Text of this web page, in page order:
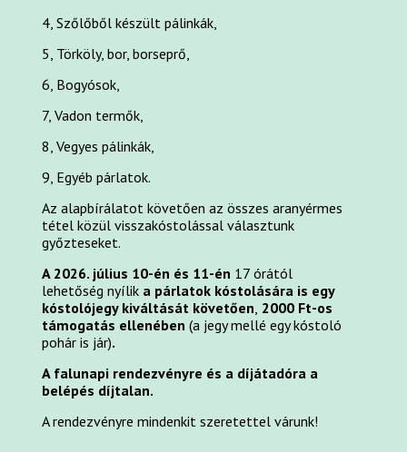
4, Szőlőből készült pálinkák,
5, Törköly, bor, borseprő,
6, Bogyósok,
7, Vadon termők,
8, Vegyes pálinkák,
9, Egyéb párlatok.
Az alapbírálatot követően az összes aranyérmes
tétel közül visszakóstolással választunk
győzteseket.
A 2026. július 10-én és 11-én 17 órától
lehetőség nyílik a párlatok kóstolására is egy
kóstolójegy kiváltását követően, 2000 Ft-os
támogatás ellenében(a jegy mellé egy kóstoló
pohár is jár).
A falunapi rendezvényre és a díjátadóra a
belépés díjtalan.
A rendezvényre mindenkit szeretettel várunk!